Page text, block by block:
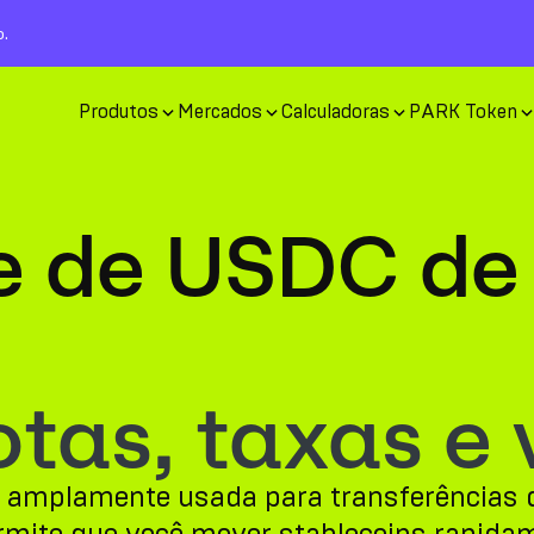
Produtos Mercados Calculadoras PARK Token
de USDC
taxas e
usada para transferências